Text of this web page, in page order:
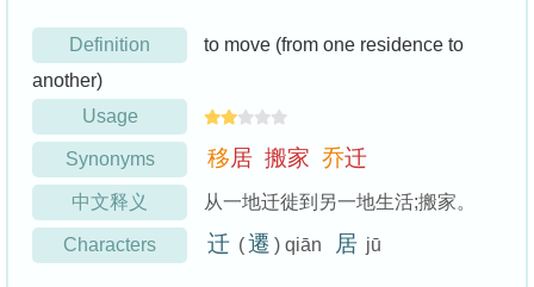
Definition
to move (from one residence to
another)
Usage
Synonyms 移居 搬家 乔迁
中文释义 从一地迁徙到另一地生活;搬家。
Characters 迁 (遷 ) qiān 居 jū